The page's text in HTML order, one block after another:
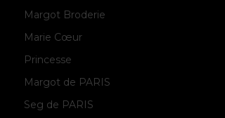
Margot Broderie
Marie Cœur
Princesse
Margot de PARIS
Seg de PARIS